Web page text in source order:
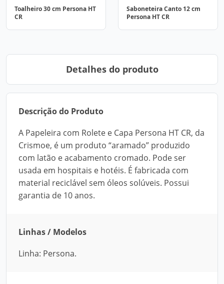
Toalheiro 30 cm Persona HT
CR
Saboneteira Canto 12 cm
Persona HT CR
Detalhes do produto
Descrição do Produto
A Papeleira com Rolete e Capa Persona HT CR, da
Crismoe, é um produto “aramado” produzido
com latão e acabamento cromado. Pode ser
usada em hospitais e hotéis. É fabricada com
material reciclável sem óleos solúveis. Possui
garantia de 10 anos.
Linhas / Modelos
Linha: Persona.